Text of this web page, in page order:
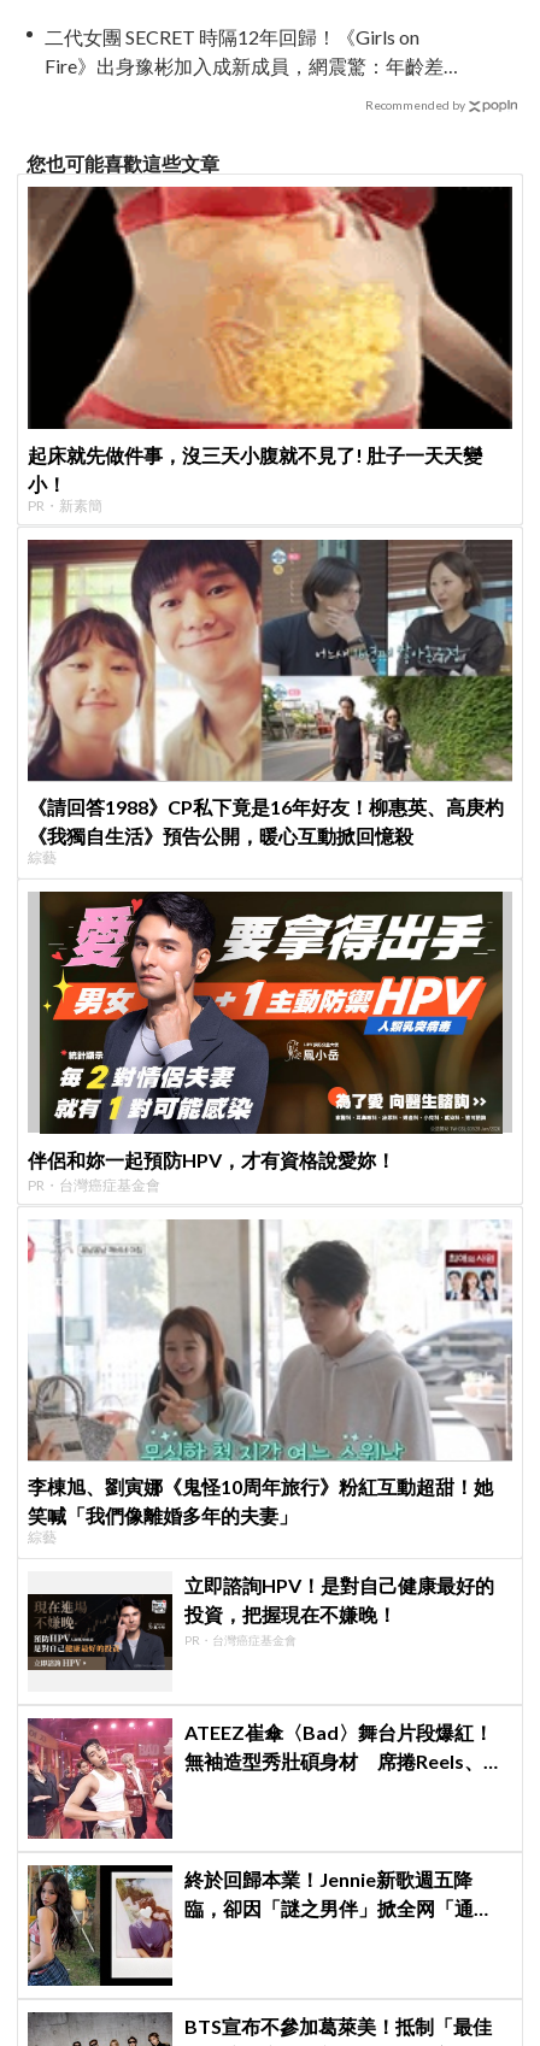
二代女團 SECRET 時隔12年回歸！《Girls on
Fire》出身豫彬加入成新成員，網震驚：年齡差太
Recommended by
您也可能喜歡這些文章
起床就先做件事，沒三天小腹就不見了! 肚子一天天變
小！
PR・新素簡
《請回答1988》CP私下竟是16年好友！柳惠英、高庚杓
《我獨自生活》預告公開，暖心互動掀回憶殺
綜藝
伴侶和妳一起預防HPV，才有資格說愛妳！
PR・台灣癌症基金會
李棟旭、劉寅娜《鬼怪10周年旅行》粉紅互動超甜！她
笑喊「我們像離婚多年的夫妻」
綜藝
立即諮詢HPV！是對自己健康最好的
投資，把握現在不嫌晚！
PR・台灣癌症基金會
ATEEZ崔傘〈Bad〉舞台片段爆紅！
無袖造型秀壯碩身材 席捲Reels、
終於回歸本業！Jennie新歌週五降
臨，卻因「謎之男伴」掀全网「通
BTS宣布不參加葛萊美！抵制「最佳